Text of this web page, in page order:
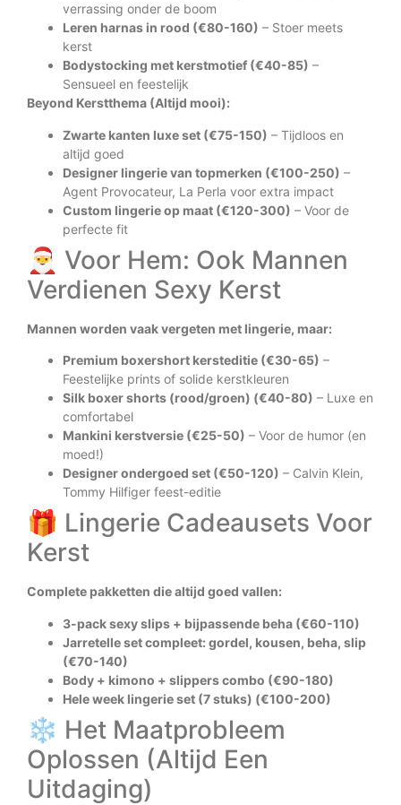
verrassing onder de boom
Leren harnas in rood (€80-160) – Stoer meets
kerst
Bodystocking met kerstmotief (€40-85) –
Sensueel en feestelijk
Beyond Kerstthema (Altijd mooi):
Zwarte kanten luxe set (€75-150) – Tijdloos en
altijd goed
Designer lingerie van topmerken (€100-250) –
Agent Provocateur, La Perla voor extra impact
Custom lingerie op maat (€120-300) – Voor de
perfecte fit
🎅 Voor Hem: Ook Mannen
Verdienen Sexy Kerst
Mannen worden vaak vergeten met lingerie, maar:
Premium boxershort kersteditie (€30-65) –
Feestelijke prints of solide kerstkleuren
Silk boxer shorts (rood/groen) (€40-80) – Luxe en
comfortabel
Mankini kerstversie (€25-50) – Voor de humor (en
moed!)
Designer ondergoed set (€50-120) – Calvin Klein,
Tommy Hilfiger feest-editie
🎁 Lingerie Cadeausets Voor
Kerst
Complete pakketten die altijd goed vallen:
3-pack sexy slips + bijpassende beha (€60-110)
Jarretelle set compleet: gordel, kousen, beha, slip
(€70-140)
Body + kimono + slippers combo (€90-180)
Hele week lingerie set (7 stuks) (€100-200)
❄️ Het Maatprobleem
Oplossen (Altijd Een
Uitdaging)